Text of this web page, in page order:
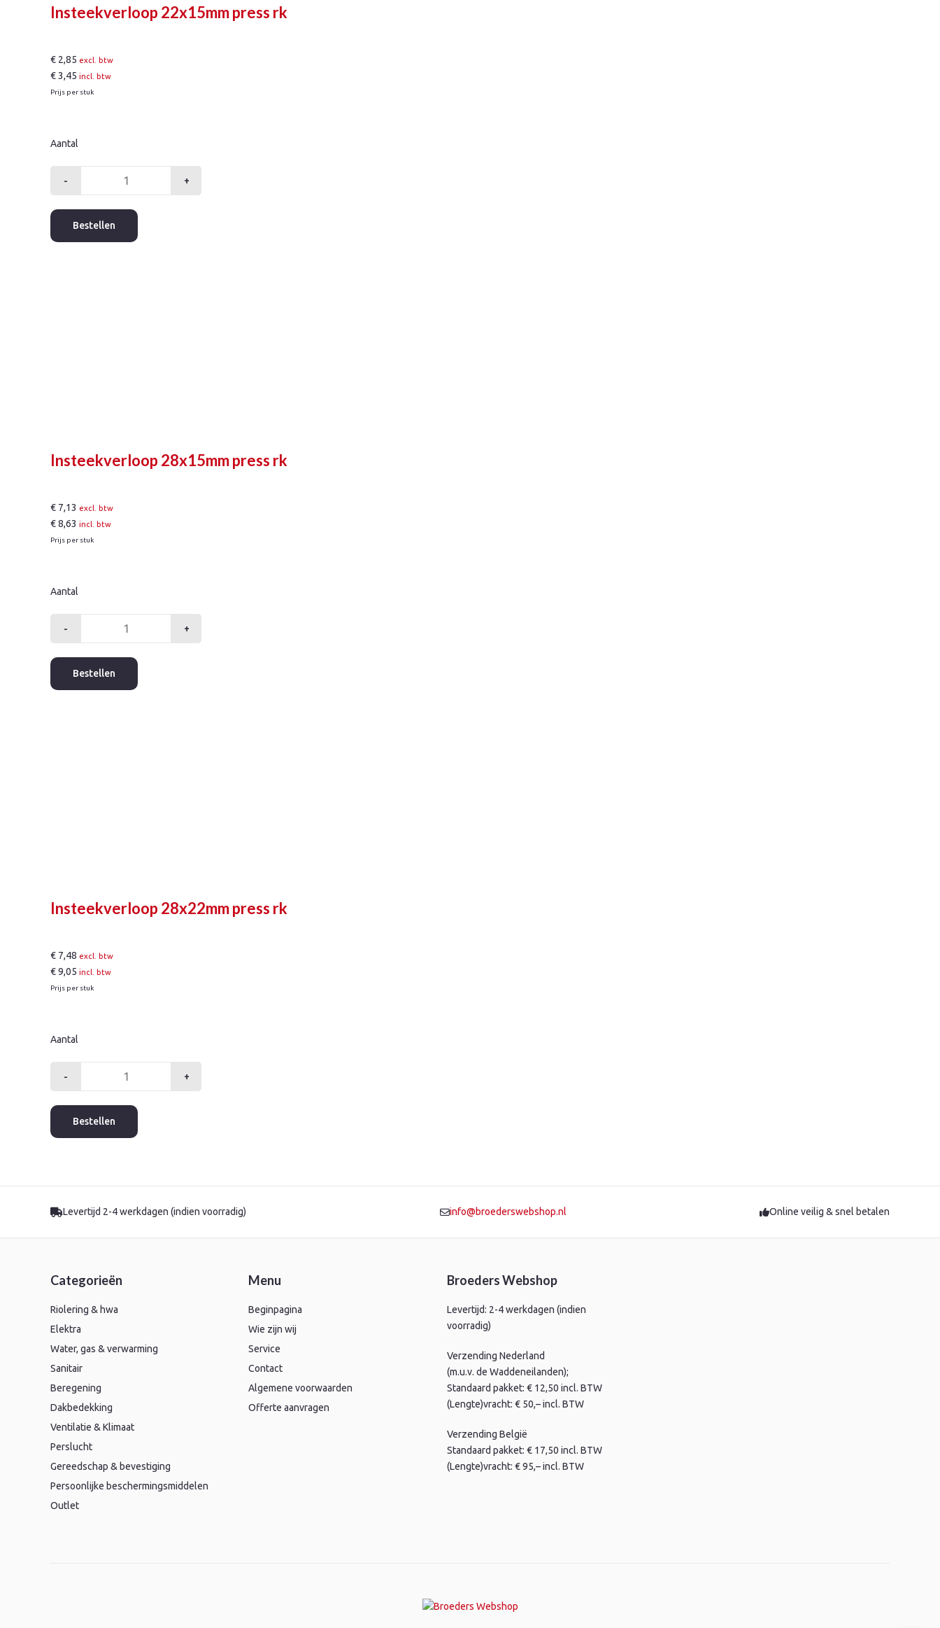
Insteekverloop 22x15mm press rk
€ 2,85 excl. btw
€3,45 incl. btw
Prijs per stuk
Aantal
-
press
rk
+
Bestellen
Insteekverloop 28x15mm press rk
€ 7,13 excl. btw
€8,63 incl. btw
Prijs per stuk
Aantal
-
press
rk
+
Bestellen
Insteekverloop 28x22mm press rk
€ 7,48 excl. btw
€9,05 incl. btw
Prijs per stuk
Aantal
-
press
rk
+
Bestellen
Levertijd 2-4 werkdagen (indien voorradig) info@broederswebshop.nl Online veilig & snel betalen
Categorieën
Riolering & hwa
Elektra
Water, gas & verwarming
Sanitair
Beregening
Dakbedekking
Ventilatie & Klimaat
Perslucht
Gereedschap & bevestiging
Persoonlijke beschermingsmiddelen
Outlet
Menu
Beginpagina
Wie zijn wij
Service
Contact
Algemene voorwaarden
Offerte aanvragen
Broeders Webshop
Levertijd: 2-4 werkdagen (indien
voorradig)
Verzending Nederland
(m.u.v. de Waddeneilanden);
Standaard pakket: € 12,50 incl. BTW
(Lengte)vracht: € 50,– incl. BTW
Verzending België
Standaard pakket: € 17,50 incl. BTW
(Lengte)vracht: € 95,– incl. BTW